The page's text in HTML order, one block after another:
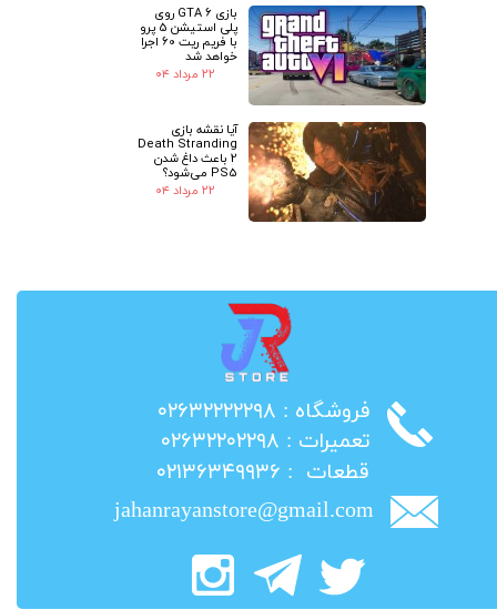
بازی GTA 6 روی
پلی استیشن 5 پرو
با فریم ریت 60 اجرا
خواهد شد
۲۲ مرداد ۰۴
آیا نقشه بازی
Death Stranding
2 باعث داغ شدن
PS5 می‌شود؟
۲۲ مرداد ۰۴
​فروشگاه : ۰۲۶۳۲۲۲۲۲۹۸
​تعمیرات : ۰۲۶۳۲۲۰۲۲۹۸
​قطعات : ۰۲۱۳۶۳۴۹۹۳۶
jahanrayanstore@gmail.com